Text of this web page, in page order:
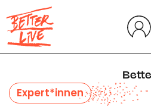
Expert*innen
Cookie-Einstellungen